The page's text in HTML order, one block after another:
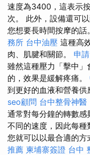
速度為3400，這表示
次。 此外，設備還可
您想要長時間按摩的話
務所 台中油壓 這種高
肉、肌腱和關節。 申
雖然這種壓力「擊中
的，效果是緩解疼痛。
到更好的血液和營養供
seo顧問 台中整骨神醫
通常對每分鐘的轉數
不同的速度，因此每
您就可以以最合適的
推薦 柬埔寨簽證 台中